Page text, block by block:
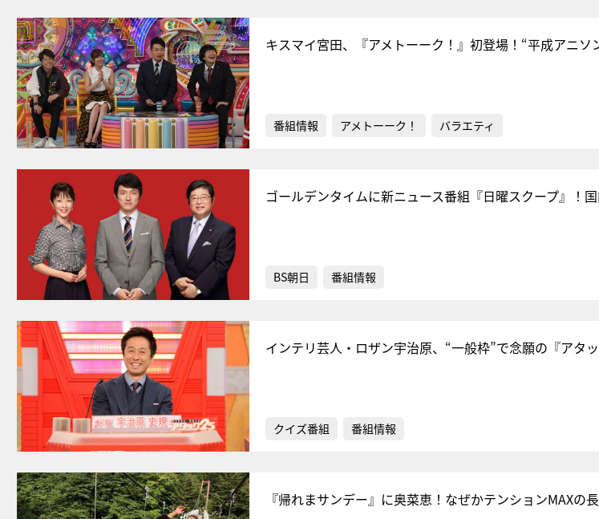
キスマイ宮田、『アメトーーク！』初登場！“平成アニソ
番組情報 アメトーーク！ バラエティ
ゴールデンタイムに新ニュース番組『日曜スクープ』！
BS朝日 番組情報
インテリ芸人・ロザン宇治原、“一般枠”で念願の『アタ
クイズ番組 番組情報
『帰れまサンデー』に奥菜恵！なぜかテンションMAXの